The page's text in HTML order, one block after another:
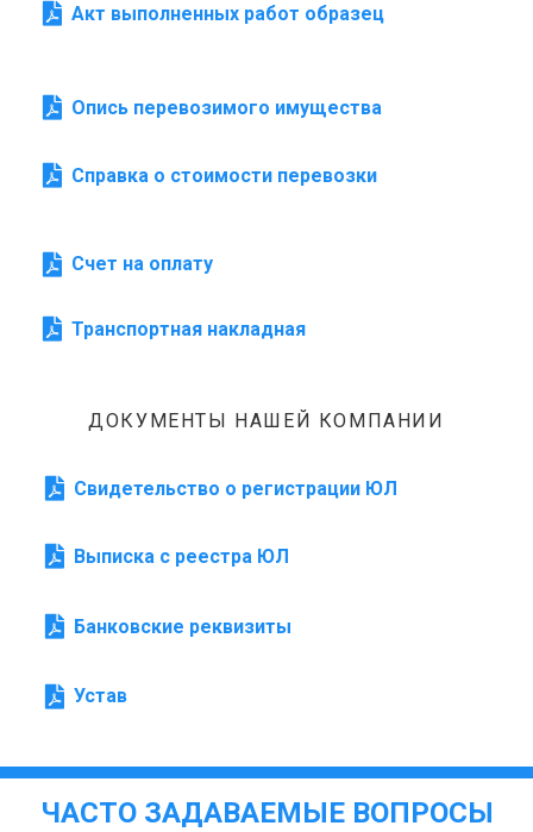
Акт выполненных работ образец
Опись перевозимого имущества
Справка о стоимости перевозки
Счет на оплату
Транспортная накладная
ДОКУМЕНТЫ НАШЕЙ КОМПАНИИ
Свидетельство о регистрации ЮЛ
Выписка с реестра ЮЛ
Банковские реквизиты
Устав
ЧАСТО ЗАДАВАЕМЫЕ ВОПРОСЫ